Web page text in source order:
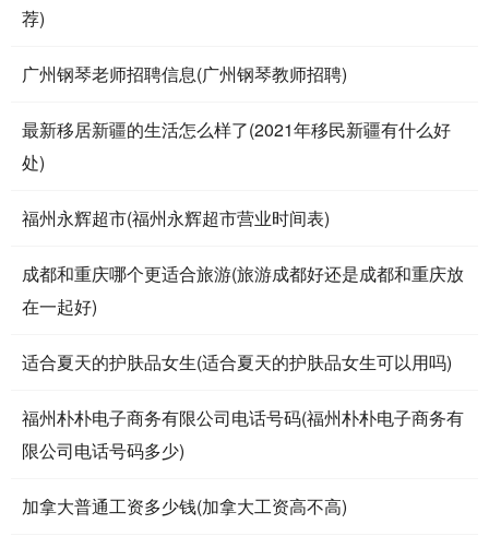
荐)
广州钢琴老师招聘信息(广州钢琴教师招聘)
最新移居新疆的生活怎么样了(2021年移民新疆有什么好
处)
福州永辉超市(福州永辉超市营业时间表)
成都和重庆哪个更适合旅游(旅游成都好还是成都和重庆放
在一起好)
适合夏天的护肤品女生(适合夏天的护肤品女生可以用吗)
福州朴朴电子商务有限公司电话号码(福州朴朴电子商务有
限公司电话号码多少)
加拿大普通工资多少钱(加拿大工资高不高)